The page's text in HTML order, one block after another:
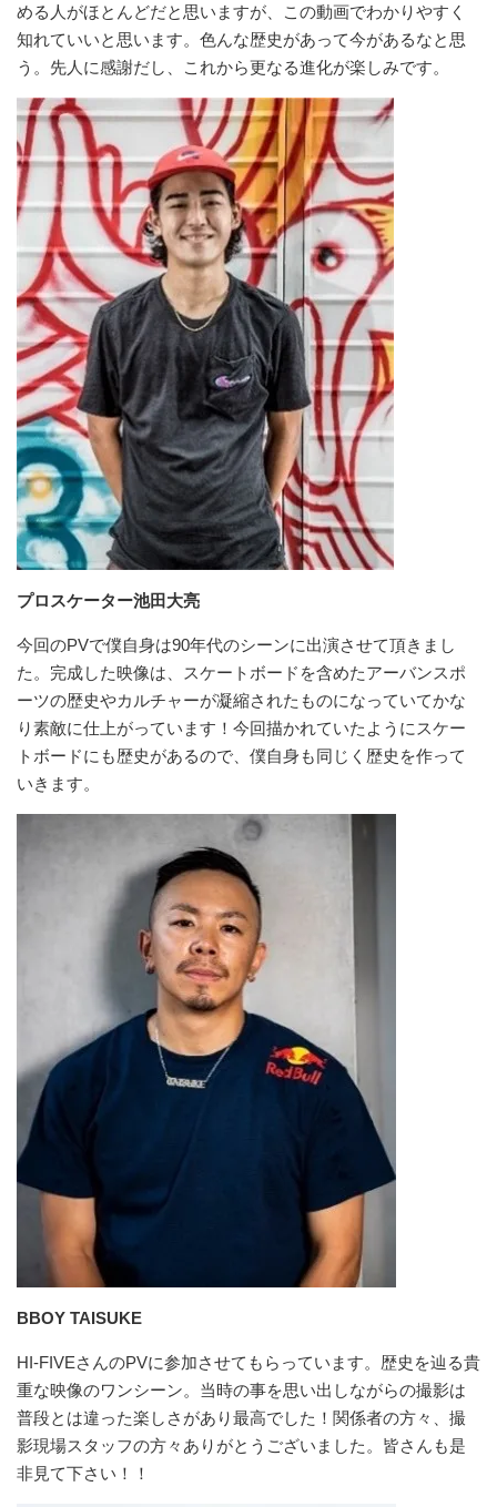
める人がほとんどだと思いますが、この動画でわかりやすく
知れていいと思います。色んな歴史があって今があるなと思
う。先人に感謝だし、これから更なる進化が楽しみです。
プロスケーター池田大亮
今回のPVで僕自身は90年代のシーンに出演させて頂きまし
た。完成した映像は、スケートボードを含めたアーバンスポ
ーツの歴史やカルチャーが凝縮されたものになっていてかな
り素敵に仕上がっています！今回描かれていたようにスケー
トボードにも歴史があるので、僕自身も同じく歴史を作って
いきます。
BBOY TAISUKE
HI-FIVEさんのPVに参加させてもらっています。歴史を辿る貴
重な映像のワンシーン。当時の事を思い出しながらの撮影は
普段とは違った楽しさがあり最高でした！関係者の方々、撮
影現場スタッフの方々ありがとうございました。皆さんも是
非見て下さい！！